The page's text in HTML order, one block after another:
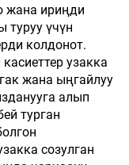
жана ириңди
туруу үчүн
колдонот.
узакка
жана ыңгайлуу
алып
турган
созулган